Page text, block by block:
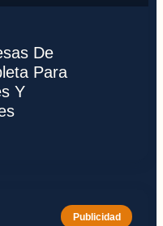
De
Para
Y
Publicidad